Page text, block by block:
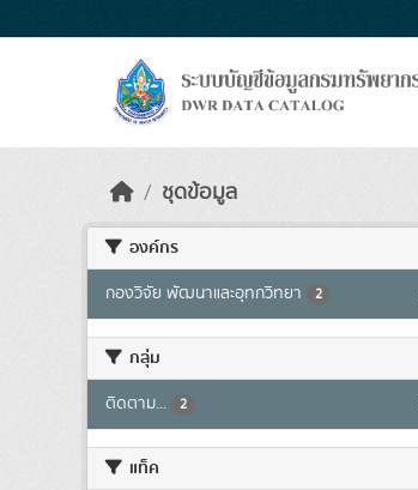
ชุดข้อมูล
องค์กร
กองวิจัย พัฒนาและอุทกวิทยา 2
กลุ่ม
ติดตาม... 2
แท็ค